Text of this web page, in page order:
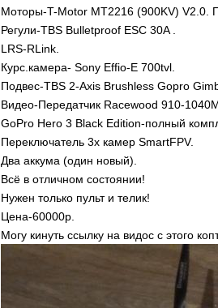
Моторы-T-Motor MT2216 (900KV) V2.0.
Регули-TBS Bulletproof ESC 30A .
LRS-RLink.
Курс.камера- Sony Effio-E 700tvl.
Подвес-TBS 2-Axis Brushless Gopro
Видео-Передатчик Racewood 910-
GoPro Hero 3 Black Edition-полный
Переключатель 3x камер SmartFPV.
Два аккума (один новый).
Всё в отличном состоянии!
Нужен только пульт и телик!
Цена-60000р.
Могу кинуть ссылку на видос с этого